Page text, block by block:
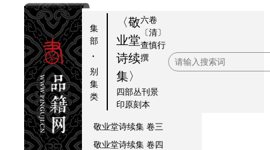
集
部
·
别
集
类
〈敬
业堂
诗续
集〉
六卷
〔清〕
查慎行
撰
四部丛刊景
印原刻本
提要
敬业堂诗续集
敬业堂诗续集 卷一
敬业堂诗续集 卷二
敬业堂诗续集 卷三
敬业堂诗续集 卷四